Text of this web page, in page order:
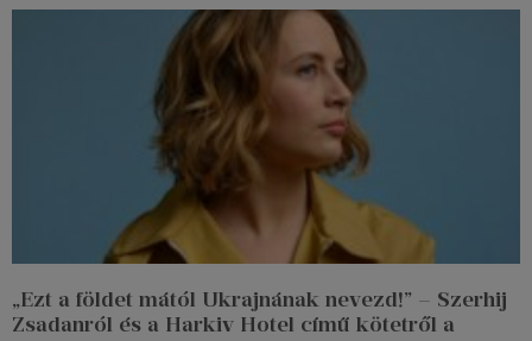
„Ezt a földet mától Ukrajnának nevezd!” – Szerhij
Zsadanról és a Harkiv Hotel című kötetről a